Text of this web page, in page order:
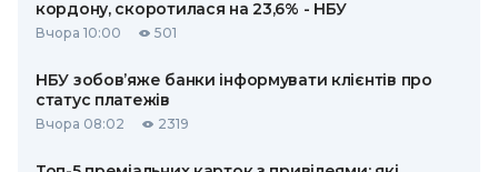
кордону, скоротилася на 23,6% - НБУ
Вчора 10:00 501
НБУ зобов’яже банки інформувати клієнтів про
статус платежів
Вчора 08:02 2319